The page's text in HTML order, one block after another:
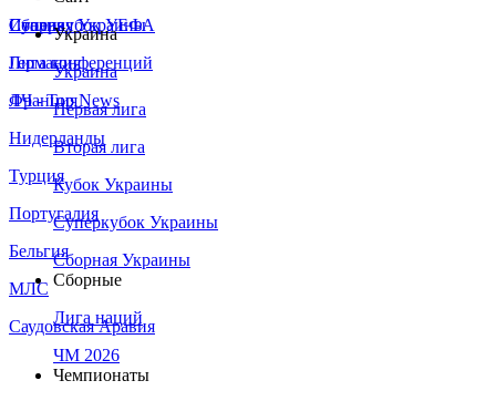
Сборная Украины
Италия
Германия
Франция
Нидерланды
Турция
Португалия
Бельгия
МЛС
Саудовская Аравия
Суперкубок УЕФА
Лига конференций
ЛЧ - Top News
Украина
Украина
Первая лига
Вторая лига
Кубок Украины
Суперкубок Украины
Сборная Украины
Сборные
Лига наций
ЧМ 2026
Чемпионаты